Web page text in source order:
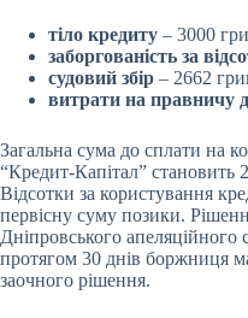
тіло кредиту – 3000
заборгованість за
судовий збір – 2662
витрати на правничу
Загальна сума до сплати на
“Кредит-Капітал” становить
Відсотки за користування
первісну суму позики.
Дніпровського апеляційного
протягом 30 днів боржниця
заочного рішення.